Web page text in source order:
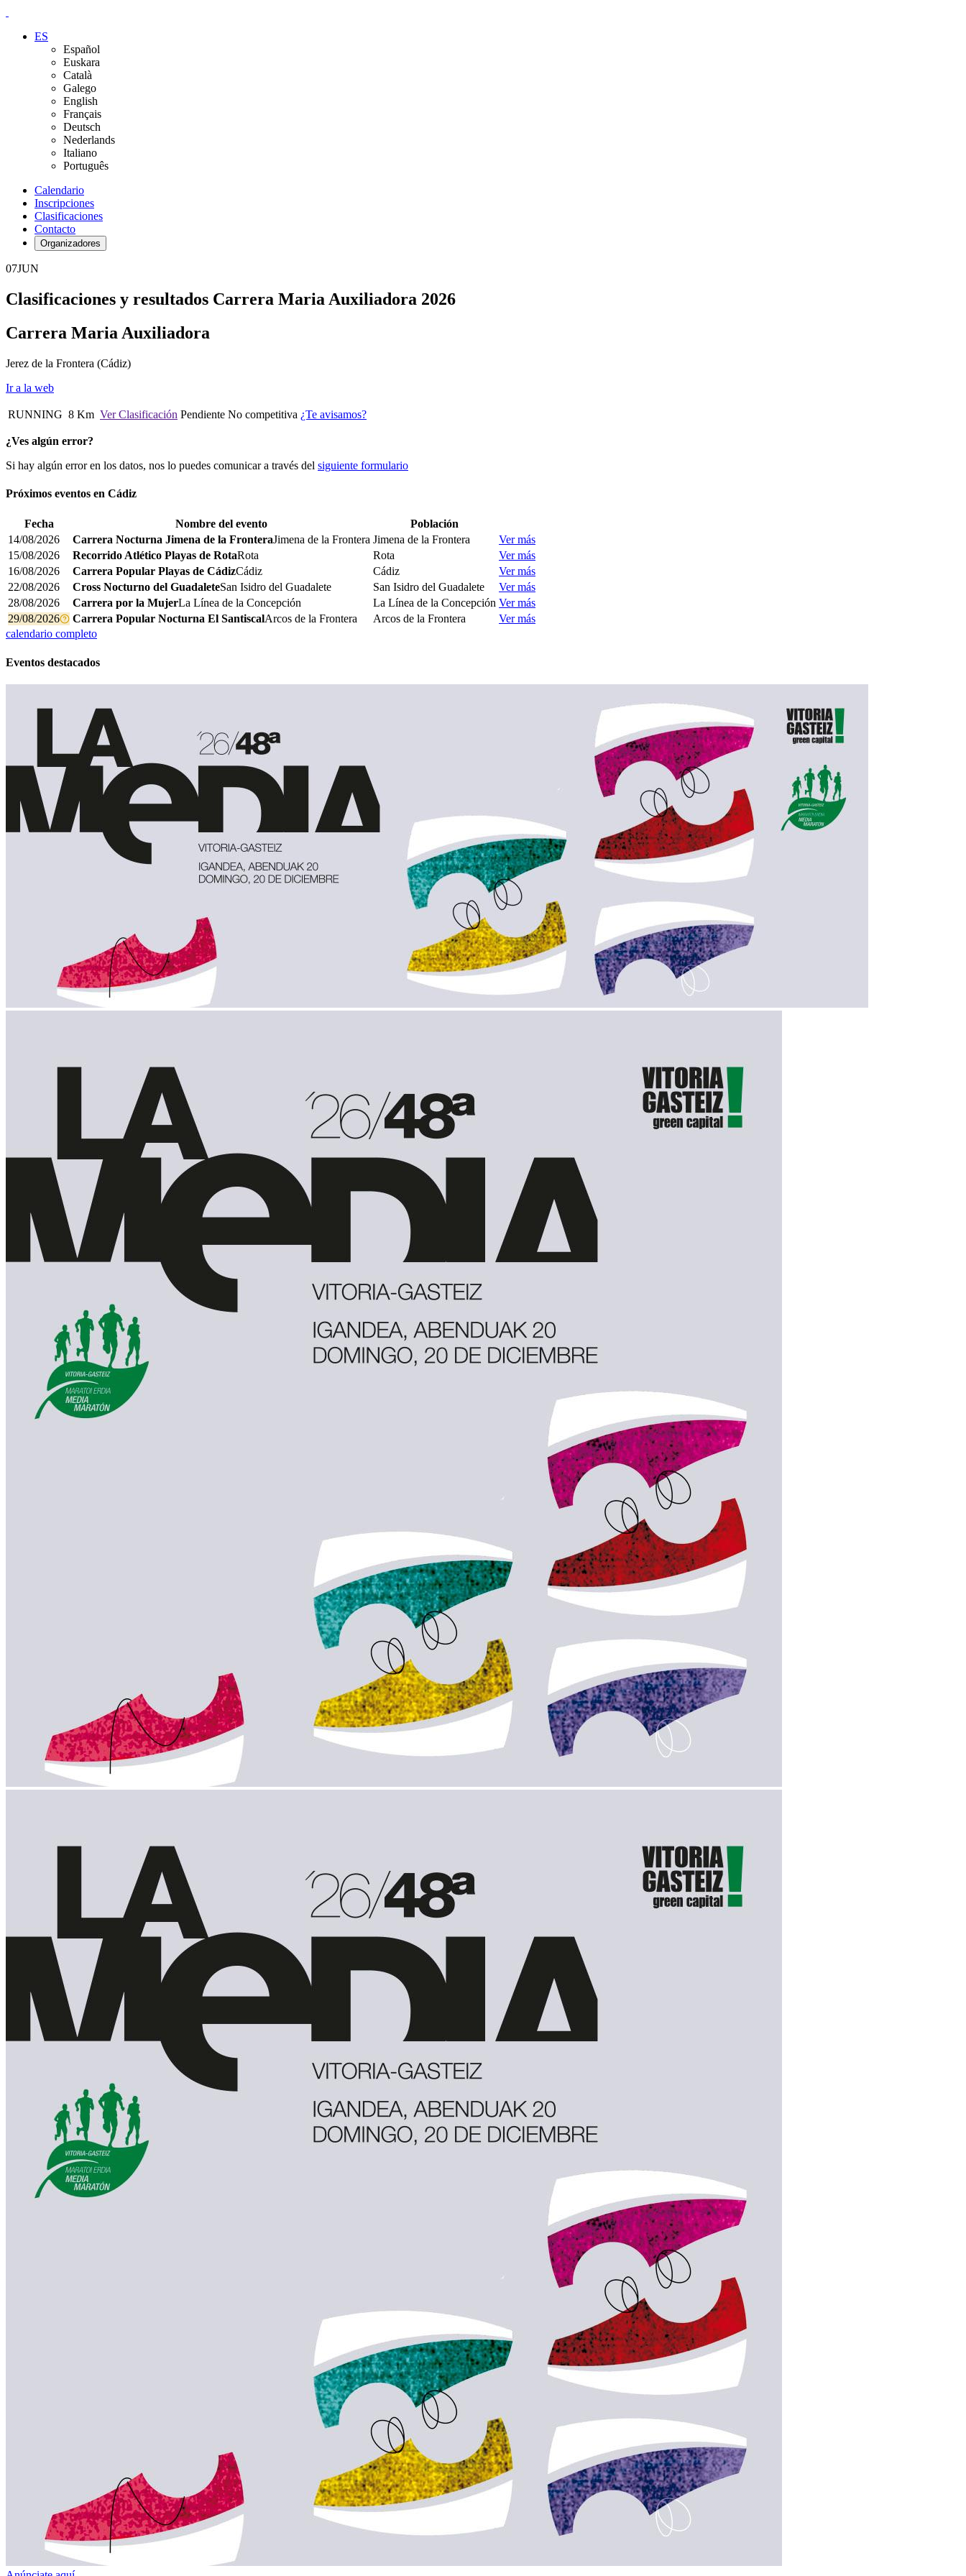
ES
Español
Euskara
Català
Galego
English
Français
Deutsch
Nederlands
Italiano
Português
Calendario
Inscripciones
Clasificaciones
Contacto
Organizadores
07JUN
Clasificaciones y resultados Carrera Maria Auxiliadora 2026
Carrera Maria Auxiliadora
Jerez de la Frontera (Cádiz)
Ir a la web
RUNNING 8 Km Ver Clasificación Pendiente No competitiva ¿Te avisamos?
¿Ves algún error?
Si hay algún error en los datos, nos lo puedes comunicar a través del siguiente formulario
Próximos eventos en Cádiz
Fecha Nombre del evento
Población
14/08/2026
Carrera Nocturna Jimena de la FronteraJimena de la Frontera Jimena de la Frontera
Ver más
15/08/2026
Recorrido Atlético Playas de RotaRota Rota
Ver más
16/08/2026
Carrera Popular Playas de CádizCádiz Cádiz
Ver más
22/08/2026
Cross Nocturno del GuadaleteSan Isidro del Guadalete San Isidro del Guadalete
Ver más
28/08/2026
Carrera por la MujerLa Línea de la Concepción La Línea de la Concepción Ver más
29/08/2026
Carrera Popular Nocturna El SantiscalArcos de la Frontera Arcos de la Frontera
Ver más
calendario completo
Eventos destacados